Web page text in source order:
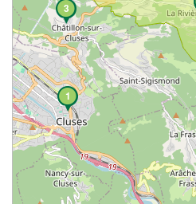
3
1